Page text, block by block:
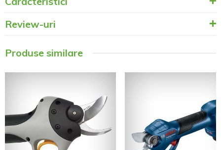
Review-uri
Produse similare